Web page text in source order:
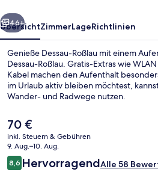
Weiter
46+
ÜbersichtZimmerLageRichtlinien
Genieße Dessau-Roßlau mit einem
Dessau-Roßlau. Gratis-Extras wie
Kabel machen den Aufenthalt
im Urlaub aktiv bleiben möchtest,
Wander- und Radwege nutzen.
Der
aktuelle
Preis
beträgt
70 €.
70 €
inkl. Steuern & Gebühren
9. Aug.–10. Aug.
Bewertungen
8,68,6 von 10.
HervorragendAlle 58